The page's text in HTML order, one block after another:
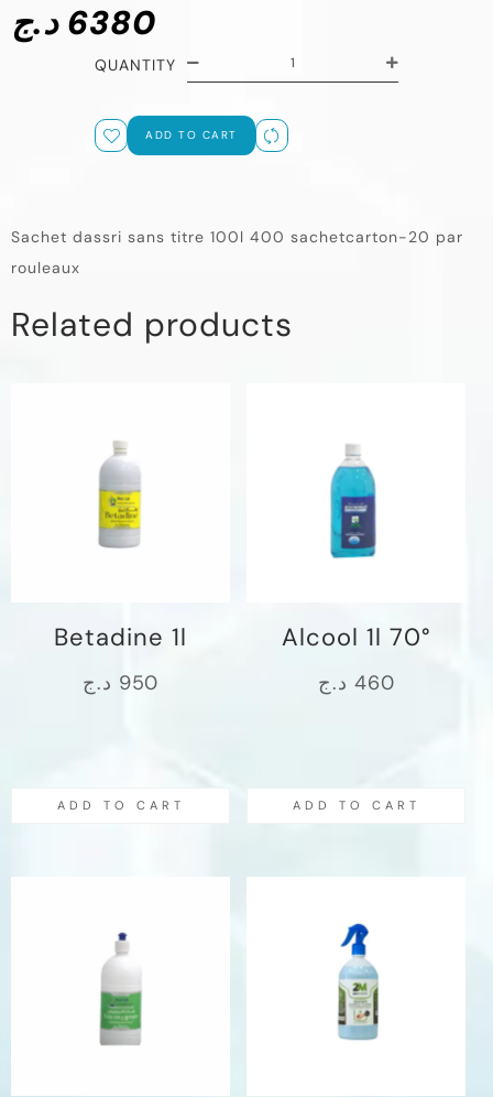
6380 د.ج
QUANTITY
ADD TO CART
Sachet dassri sans titre 100l 400 sachetcarton-20 par
rouleaux
Related products
Betadine 1l
950 د.ج
ADD TO CART
Alcool 1l 70°
460 د.ج
ADD TO CART